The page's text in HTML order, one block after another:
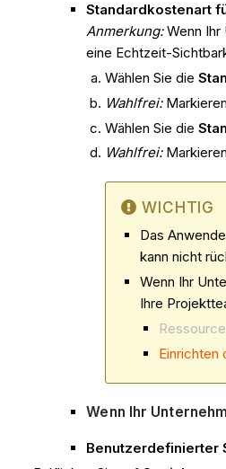
Standardkostenart
Anmerkung: Wenn
eine Echtzeit-
Wählen Sie die
Wahlfrei:
Wählen Sie die
Wahlfrei:
WICHTIG
Das
kann nicht
Wenn Ihr
Ihre
Einrichten
Wenn Ihr
Benutzerdefinierter